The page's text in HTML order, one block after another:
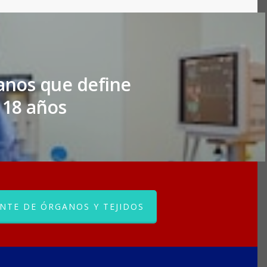
que define
años
DE ÓRGANOS Y TEJIDOS